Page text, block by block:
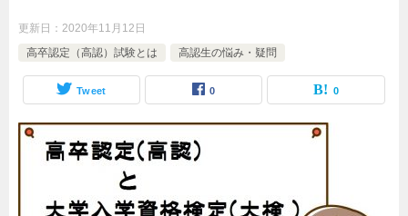
更新日： 2020年11月12日
高卒認定（高認）試験とは
高認生の悩み・疑問
Tweet 0 0